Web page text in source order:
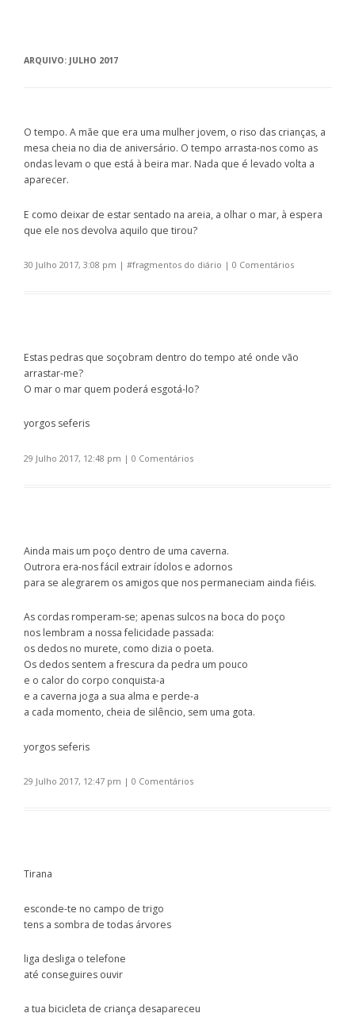
ARQUIVO: JULHO 2017
O tempo. A mãe que era uma mulher jovem, o riso das crianças, a
mesa cheia no dia de aniversário. O tempo arrasta-nos como as
ondas levam o que está à beira mar. Nada que é levado volta a
aparecer.
E como deixar de estar sentado na areia, a olhar o mar, à espera
que ele nos devolva aquilo que tirou?
30 Julho 2017, 3:08 pm | #fragmentos do diário | 0 Comentários
Estas pedras que soçobram dentro do tempo até onde vão
arrastar-me?
O mar o mar quem poderá esgotá-lo?
yorgos seferis
29 Julho 2017, 12:48 pm | 0 Comentários
Ainda mais um poço dentro de uma caverna.
Outrora era-nos fácil extrair ídolos e adornos
para se alegrarem os amigos que nos permaneciam ainda fiéis.
As cordas romperam-se; apenas sulcos na boca do poço
nos lembram a nossa felicidade passada:
os dedos no murete, como dizia o poeta.
Os dedos sentem a frescura da pedra um pouco
e o calor do corpo conquista-a
e a caverna joga a sua alma e perde-a
a cada momento, cheia de silêncio, sem uma gota.
yorgos seferis
29 Julho 2017, 12:47 pm | 0 Comentários
Tirana
esconde-te no campo de trigo
tens a sombra de todas árvores
liga desliga o telefone
até conseguires ouvir
a tua bicicleta de criança desapareceu